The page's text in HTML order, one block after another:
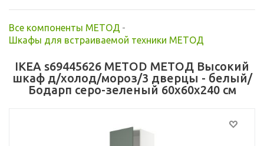
Все компоненты МЕТОД -
Шкафы для встраиваемой техники МЕТОД
IKEA s69445626 METOD МЕТОД Высокий
шкаф д/холод/мороз/3 дверцы - белый/
Бодарп серо-зеленый 60x60x240 см